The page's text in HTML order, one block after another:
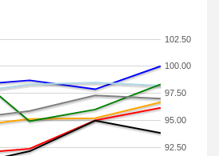
92.50
95.00
97.50
100.00
102.50